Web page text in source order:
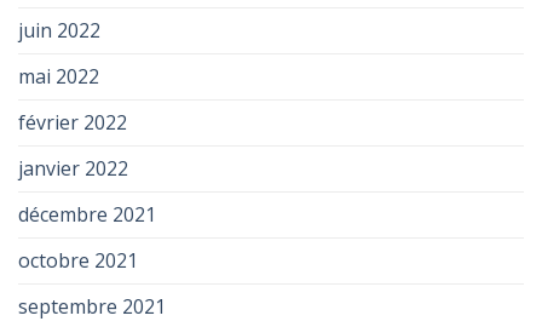
juin 2022
mai 2022
février 2022
janvier 2022
décembre 2021
octobre 2021
septembre 2021